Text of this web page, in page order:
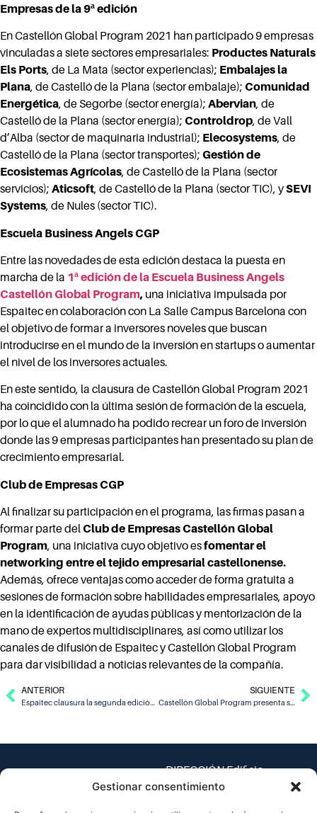
Gestionar consentimiento
Empresas de la 9ª edición
En Castellón Global Program 2021 han participado 9 empresas
vinculadas a siete sectores empresariales: Productes Naturals
Els Ports, de La Mata (sector experiencias); Embalajes la
Plana, de Castelló de la Plana (sector embalaje); Comunidad
Energética, de Segorbe (sector energía); Abervian, de
Castelló de la Plana (sector energía); Controldrop, de Vall
d’Alba (sector de maquinaria industrial); Elecosystems, de
Castelló de la Plana (sector transportes); Gestión de
Ecosistemas Agrícolas, de Castelló de la Plana (sector
servicios); Aticsoft, de Castelló de la Plana (sector TIC), ySEVI
Systems, de Nules (sector TIC).
Escuela Business Angels CGP
Entre las novedades de esta edición destaca la puesta en
marcha de la 1ª edición de la Escuela Business Angels
Castellón Global Program, una iniciativa impulsada por
Espaitec en colaboración con La Salle Campus Barcelona con
el objetivo de formar a inversores noveles que buscan
introducirse en el mundo de la inversión en startups o aumentar
el nivel de los inversores actuales.
En este sentido, la clausura de Castellón Global Program 2021
ha coincidido con la última sesión de formación de la escuela,
por lo que el alumnado ha podido recrear un foro de inversión
donde las 9 empresas participantes han presentado su plan de
crecimiento empresarial.
Club de Empresas CGP
Al finalizar su participación en el programa, las firmas pasan a
formar parte delClub de Empresas Castellón Global
Program, una iniciativa cuyo objetivo esfomentar el
networking entre el tejido empresarial castellonense.
Además, ofrece ventajas como acceder de forma gratuita a
sesiones de formación sobre habilidades empresariales, apoyo
en la identificación de ayudas públicas y mentorización de la
mano de expertos multidisciplinares, así como utilizar los
canales de difusión de Espaitec y Castellón Global Program
para dar visibilidad a noticias relevantes de la compañía.
ANTERIOR
Espaitec clausura la segunda edición de Innovatossals con la participación de Microsoft, Telefónica, Iberdrola y PlayStation
SIGUIENTE
Castellón Global Program presenta su décima edición y abre inscripciones del 4 de abril al 9 de mayo
DIRECCIÓN Edificio
Espaitec 1, Universitat